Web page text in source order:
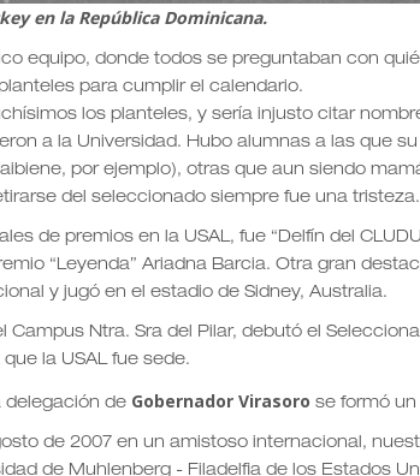
en la República Dominicana.
equipo, donde todos se preguntaban con
para cumplir el calendario.
los planteles, y sería injusto citar
a la Universidad. Hubo alumnas a las que
por ejemplo), otras que aun siendo
del seleccionado siempre fue una
de premios en la USAL, fue “Delfín del
“Leyenda” Ariadna Barcia. Otra gran
y jugó en el estadio de Sidney, Australia.
Campus Ntra. Sra del Pilar, debutó el
la USAL fue sede.
delegación de Gobernador Virasoro se formó un
de 2007 en un amistoso internacional,
de Muhlenberg - Filadelfia de los Estados